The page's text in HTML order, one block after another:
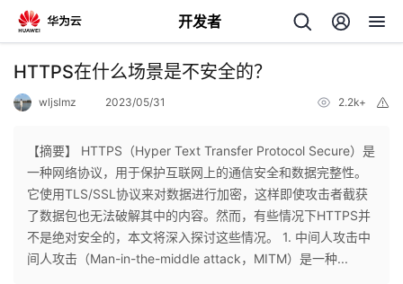
开发者
返
个
人
我
HTTPS在什么场景是不安全的？
wljslmz 2023/05/31 2.2k+
【摘要】 HTTPS（Hyper Text Transfer Protocol Secure）是
一种网络协议，用于保护互联网上的通信安全和数据完整性。
它使用TLS/SSL协议来对数据进行加密，这样即使攻击者截获
了数据包也无法破解其中的内容。然而，有些情况下HTTPS并
不是绝对安全的，本文将深入探讨这些情况。 1. 中间人攻击中
间人攻击（Man-in-the-middle attack，MITM）是一种...